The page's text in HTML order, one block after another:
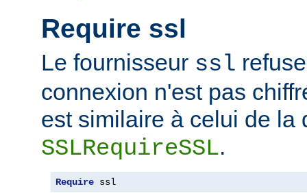
Require ssl
Le fournisseur ssl
connexion n'est pas
est similaire à celui de la
SSLRequireSSL.
Require ssl